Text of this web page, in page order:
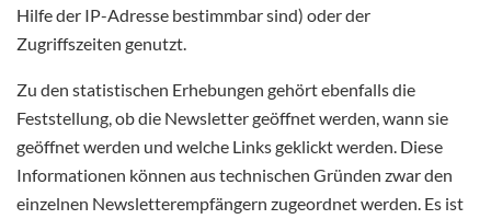
Hilfe der IP-Adresse bestimmbar sind) oder der
Zugriffszeiten genutzt.
Zu den statistischen Erhebungen gehört ebenfalls die
Feststellung, ob die Newsletter geöffnet werden, wann sie
geöffnet werden und welche Links geklickt werden. Diese
Informationen können aus technischen Gründen zwar den
einzelnen Newsletterempfängern zugeordnet werden. Es ist